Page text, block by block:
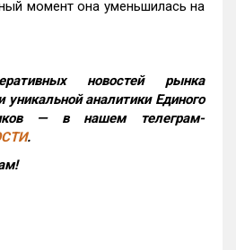
момент она уменьшилась на
новостей рынка
аналитики Единого
— в нашем телеграм-
.